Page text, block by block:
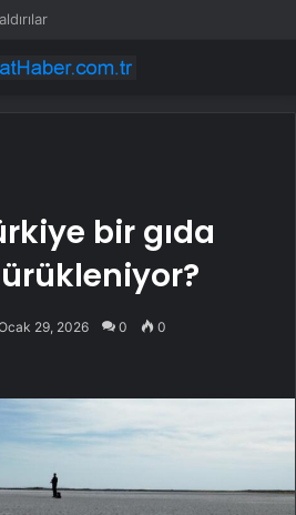
Sayısı 166 Bini Geçti
bir gıda
29, 2026 0 0